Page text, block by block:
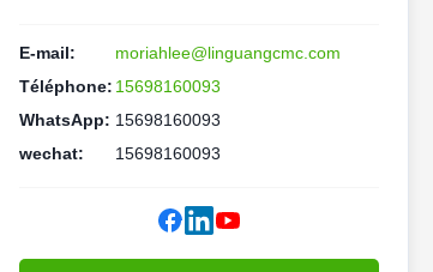
E-mail:
moriahlee@linguangcmc.com
Téléphone: 15698160093
WhatsApp: 15698160093
wechat:
15698160093